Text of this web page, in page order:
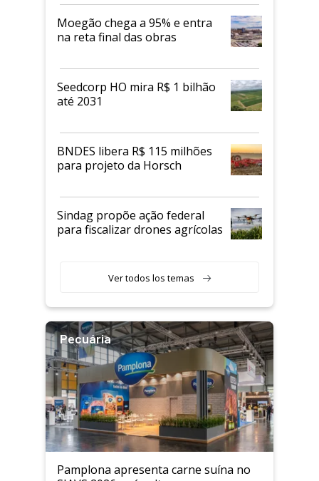
Moegão chega a 95% e entra
na reta final das obras
Seedcorp HO mira R$ 1 bilhão
até 2031
BNDES libera R$ 115 milhões
para projeto da Horsch
Sindag propõe ação federal
para fiscalizar drones agrícolas
Ver todos los temas
Pecuária
Pamplona apresenta carne suína no